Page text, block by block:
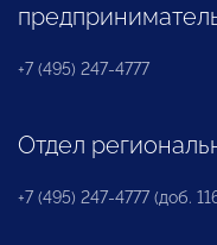
+7 (495) 247-4777
Отдел
+7 (495) 247-4777 (доб.